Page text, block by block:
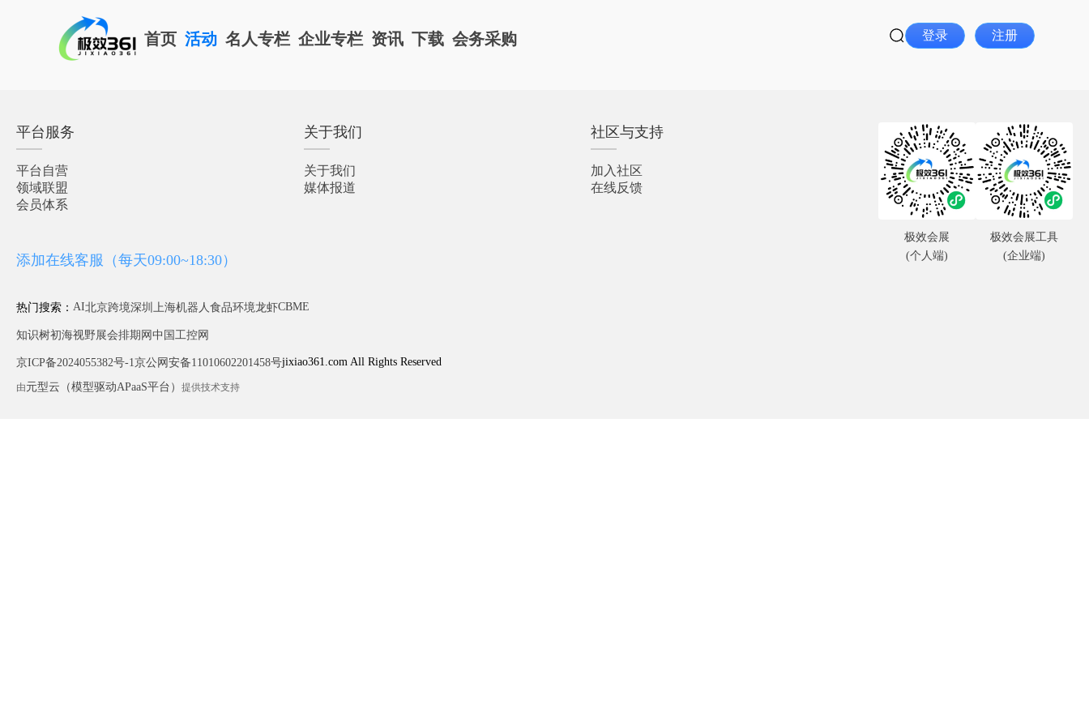
首页 活动 名人专栏 企业专栏 资讯 下载 会务采购 登录 注册
平台服务
平台自营
领域联盟
会员体系
关于我们
关于我们
媒体报道
社区与支持
加入社区
在线反馈
添加在线客服（每天09:00~18:30）
热门搜索： AI北京跨境深圳 上海机器人食品环境龙虾CBME
知识树初海视野展会排期网 中国工控网
京ICP备2024055382号-1京公网安备11010602201458号jixiao361.com All Rights Reserved
由元型云（模型驱动APaaS平台） 提供技术支持
极效会展
(个人端)
极效会展工具
(企业端)